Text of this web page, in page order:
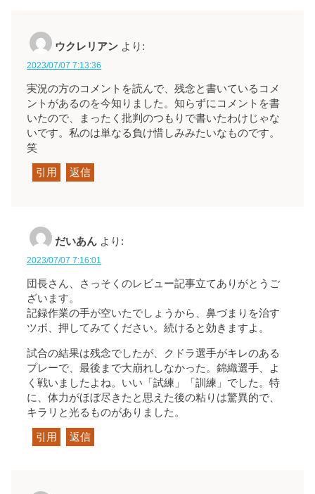
ウクレリアン より:
2023/07/07 7:13:36
実況の方のコメントを読んで、残念と書いているコメ
ントがあるのを今知りました。知らずにコメントを書
いたので、まったく批判のつもりで書いたわけじゃな
いです。私のは単なる負け惜しみみたいなものです。
笑
引用 返信
だいあん より:
2023/07/07 7:16:01
団長さん、さっそくのレビュー記事立てありがとうご
ざいます。
記録作業の手が空いたでしょうから、鼻づまりを治す
ツボ、押してみてください。続けると効きますよ。
試合の結果は残念でしたが、クドラ選手がキレのある
プレーで、最後まで大崩れしなかった。錦織選手、よ
く戦いましたよね。いい「試練」「訓練」でした。特
に、体力がほぼ尽きたと思えた後の粘りは驚異的で、
キラリと光るものがありました。
引用 返信